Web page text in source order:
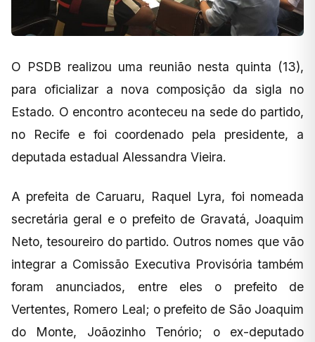
O PSDB realizou uma reunião nesta quinta (13),
para oficializar a nova composição da sigla no
Estado. O encontro aconteceu na sede do partido,
no Recife e foi coordenado pela presidente, a
deputada estadual Alessandra Vieira.
A prefeita de Caruaru, Raquel Lyra, foi nomeada
secretária geral e o prefeito de Gravatá, Joaquim
Neto, tesoureiro do partido. Outros nomes que vão
integrar a Comissão Executiva Provisória também
foram anunciados, entre eles o prefeito de
Vertentes, Romero Leal; o prefeito de São Joaquim
do Monte, Joãozinho Tenório; o ex-deputado